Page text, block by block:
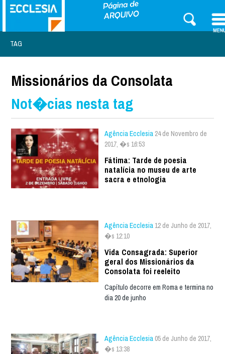
TAG
Missionários da Consolata
Not�cias nesta tag
Agência Ecclesia 24 de Novembro de
2017, �s 16:53
Fátima: Tarde de poesia
natalícia no museu de arte
sacra e etnologia
Agência Ecclesia 12 de Junho de 2017,
�s 12:10
Vida Consagrada: Superior
geral dos Missionários da
Consolata foi reeleito
Capítulo decorre em Roma e termina no
dia 20 de junho
Agência Ecclesia 05 de Junho de 2017,
�s 13:38